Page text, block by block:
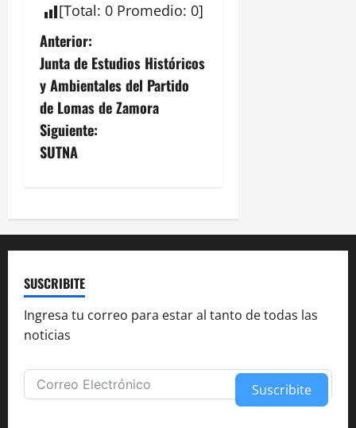
[Total: 0 Promedio: 0]
N
a
v
e
a
c
i
ó
n
d
Anterior:
Junta de Estudios Históricos
y Ambientales del Partido
de Lomas de Zamora
Siguiente:
SUTNA
SUSCRIBITE
Ingresa tu correo para estar al tanto de todas las
noticias
Suscribite